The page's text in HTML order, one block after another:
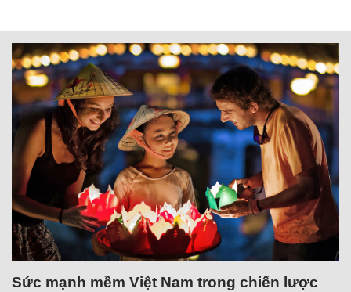
Sức mạnh mềm Việt Nam trong chiến lược